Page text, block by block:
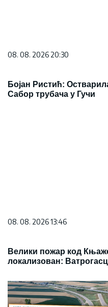
08. 08. 2026 20:30
Бојан Ристић:
Сабор трубача у Гучи
09. 08. 2026 09:21